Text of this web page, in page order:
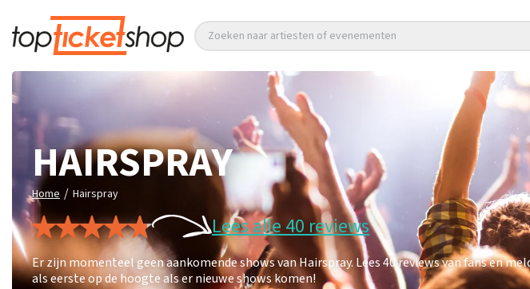
Zoeken naar artiesten of evenementen
HAIRSPRAY
Home / Hairspray
Lees alle 40 reviews
Er zijn momenteel geen aankomende shows van Hairspray. Lees 40 reviews van fans en
als eerste op de hoogte als er nieuwe shows komen!